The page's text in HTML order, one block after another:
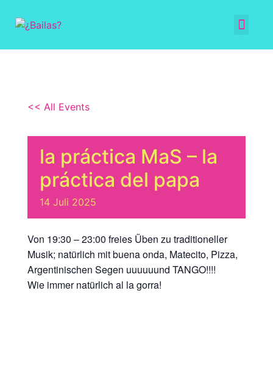
<< All Events
la práctica MaS – la
práctica del papa
14 Juli 2025
Von 19:30 – 23:00 freies Üben zu traditioneller
Musik; natürlich mit buena onda, Matecito, Pizza,
Argentinischen Segen uuuuuund TANGO!!!!
Wie immer natürlich al la gorra!